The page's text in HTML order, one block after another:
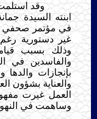
وقد
ابنته السيدة
في مؤتمر صحفي
غير دستورية رغم
وذلك بسبب
والفاسدين في
بإنجازات
والعناية بشؤون
العمل غيرت
وساهمت في